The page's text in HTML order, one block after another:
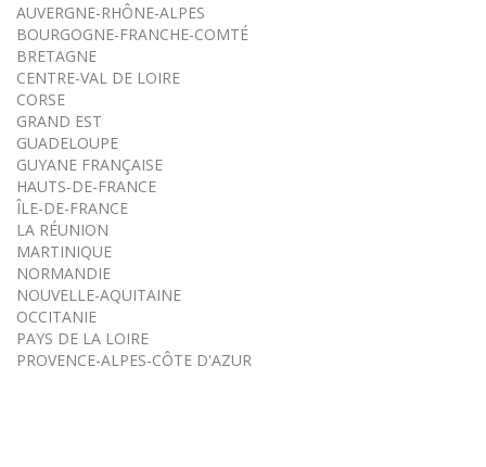
AUVERGNE-RHÔNE-ALPES
BOURGOGNE-FRANCHE-COMTÉ
BRETAGNE
CENTRE-VAL DE LOIRE
CORSE
GRAND EST
GUADELOUPE
GUYANE FRANÇAISE
HAUTS-DE-FRANCE
ÎLE-DE-FRANCE
LA RÉUNION
MARTINIQUE
NORMANDIE
NOUVELLE-AQUITAINE
OCCITANIE
PAYS DE LA LOIRE
PROVENCE-ALPES-CÔTE D'AZUR